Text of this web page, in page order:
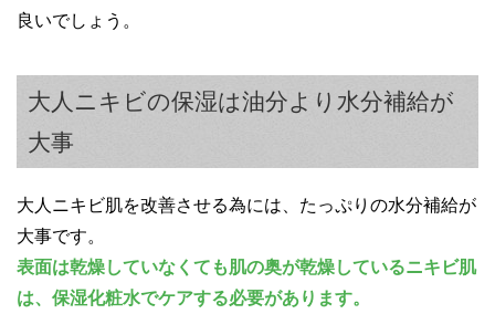
良いでしょう。
大人ニキビの保湿は油分より水分補給が
大事
大人ニキビ肌を改善させる為には、たっぷりの水分補給が
大事です。
表面は乾燥していなくても肌の奥が乾燥しているニキビ肌
は、保湿化粧水でケアする必要があります。